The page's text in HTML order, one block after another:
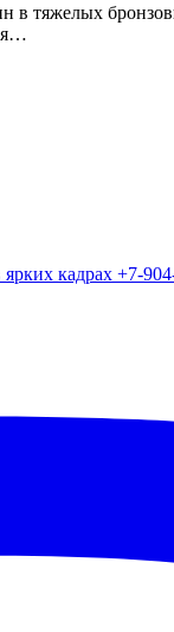
тяжелых
я…
кадрах +7-